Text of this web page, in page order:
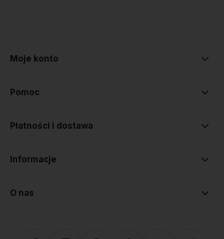
Moje konto
Pomoc
Płatności i dostawa
Informacje
O nas